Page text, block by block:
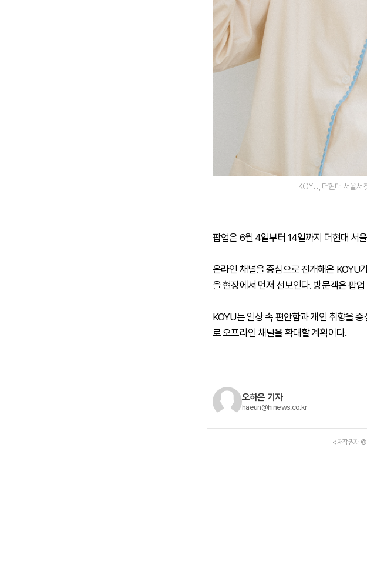
KOYU, 더현대 서울서
팝업은 6월 4일부터 14일까지 더현대 서
온라인 채널을 중심으로 전개해온 KOYU
을 현장에서 먼저 선보인다. 방문객은 팝
KOYU는 일상 속 편안함과 개인 취향을
로 오프라인 채널을 확대할 계획이다.
오하은 기자
haeun@hinews.co.kr
<저작권자 ©